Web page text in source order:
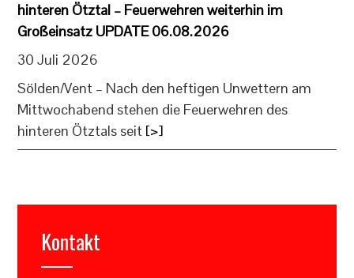
hinteren Ötztal – Feuerwehren weiterhin im
Großeinsatz UPDATE 06.08.2026
30 Juli 2026
Sölden/Vent – Nach den heftigen Unwettern am
Mittwochabend stehen die Feuerwehren des
hinteren Ötztals seit [>]
Kontakt